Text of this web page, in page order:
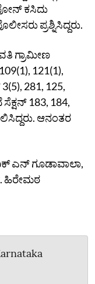
ಕಸಿದು
ಪ್ರಶ್ನಿಸಿದ್ದರು.
ಗ್ರಾಮೀಣ
121(1),
281, 125,
183, 184,
ಆನಂತರ
ಎನ್‌ ಗೂಡಾವಾಲಾ,
ಹಿರೇಮಠ